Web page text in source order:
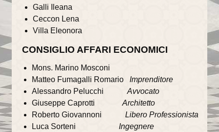
Orari delle SS.Messe
Orari del Museo e Tesoro
Celebrazioni in streaming
LA PARROCCHIA
Liturgia
Sacramenti
Galli Ileana
Ceccon Lena
Villa Eleonora
CONSIGLIO AFFARI ECONOMICI
Mons. Marino Mosconi
Matteo Fumagalli Romario Imprenditore
Alessandro Pelucchi Avvocato
Giuseppe Caprotti Architetto
Roberto Giovannoni Libero Professionista
Luca Sorteni Ingegnere